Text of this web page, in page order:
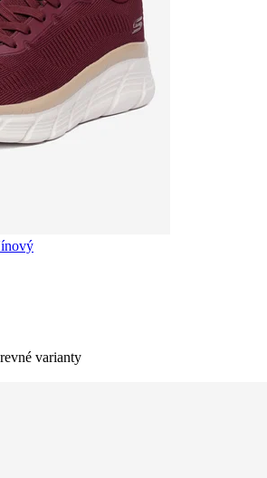
varianty